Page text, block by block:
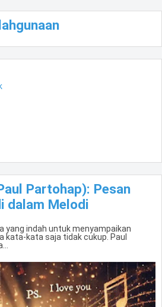
Partohap): Pesan
dalam Melodi
yang indah untuk menyampaikan
kata-kata saja tidak cukup. Paul